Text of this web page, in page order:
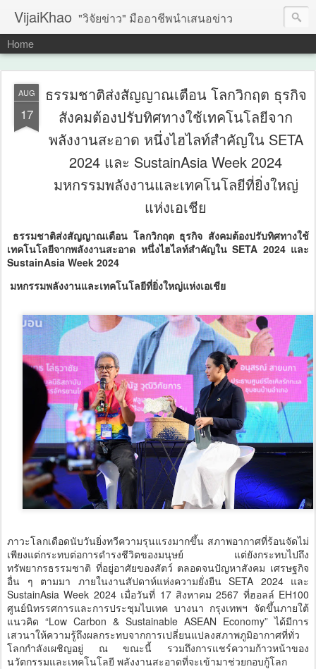
VijaiKhao "วิจัยข่าว" มืออาชีพนำเสนอข่าว
Home
AUG
17
ธรรมชาติส่งสัญญาณเตือน โลกวิกฤต ธุรกิจ
สังคมต้องปรับทิศทางใช้เทคโนโลยีจาก
พลังงานสะอาด หนึ่งไฮไลท์สำคัญใน SETA
2024 และ SustainAsia Week 2024
มหกรรมพลังงานและเทคโนโลยีที่ยิ่งใหญ่
แห่งเอเชีย
ธรรมชาติส่งสัญญาณเตือน โลกวิกฤต ธุรกิจ สังคมต้องปรับทิศทางใช้
เทคโนโลยีจากพลังงานสะอาด หนึ่งไฮไลท์สำคัญใน SETA 2024 และ
SustainAsia Week 2024
มหกรรมพลังงานและเทคโนโลยีที่ยิ่งใหญ่แห่งเอเชีย
ภาวะโลกเดือดนับวันยิ่งทวีความรุนแรงมากขึ้น สภาพอากาศที่ร้อนจัดไม่
เพียงแต่กระทบต่อการดำรงชีวิตของมนุษย์ แต่ยังกระทบไปถึง
ทรัพยากรธรรมชาติ ที่อยู่อาศัยของสัตว์ ตลอดจนปัญหาสังคม เศรษฐกิจ
อื่น ๆ ตามมา ภายในงานสัปดาห์แห่งความยั่งยืน SETA 2024 และ
SustainAsia Week 2024 เมื่อวันที่ 17 สิงหาคม 2567 ที่ฮอลล์ EH100
ศูนย์นิทรรศการและการประชุมไบเทค บางนา กรุงเทพฯ จัดขึ้นภายใต้
แนวคิด “Low Carbon & Sustainable ASEAN Economy” ได้มีการ
เสวนาให้ความรู้ถึงผลกระทบจากการเปลี่ยนแปลงสภาพภูมิอากาศที่ทั่ว
โลกกำลังเผชิญอยู่ ณ ขณะนี้ รวมถึงการแชร์ความก้าวหน้าของ
นวัตกรรมและเทคโนโลยี พลังงานสะอาดที่จะเข้ามาช่วยกอบกู้โลก